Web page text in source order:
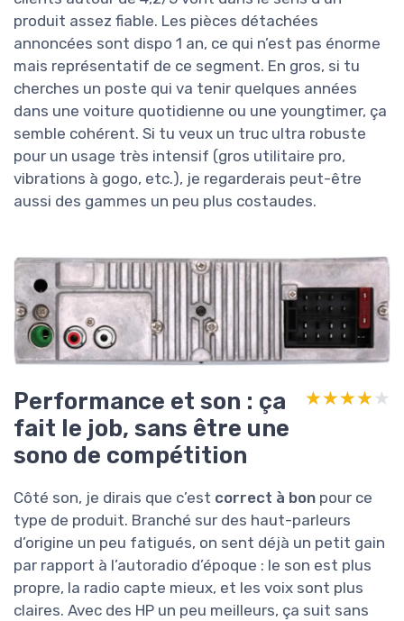
produit assez fiable. Les pièces détachées
annoncées sont dispo 1 an, ce qui n’est pas énorme
mais représentatif de ce segment. En gros, si tu
cherches un poste qui va tenir quelques années
dans une voiture quotidienne ou une youngtimer, ça
semble cohérent. Si tu veux un truc ultra robuste
pour un usage très intensif (gros utilitaire pro,
vibrations à gogo, etc.), je regarderais peut-être
aussi des gammes un peu plus costaudes.
Performance et son : ça
fait le job, sans être une
sono de compétition
★★★★★
★★★★★
Côté son, je dirais que c’est correct à bon pour ce
type de produit. Branché sur des haut-parleurs
d’origine un peu fatigués, on sent déjà un petit gain
par rapport à l’autoradio d’époque : le son est plus
propre, la radio capte mieux, et les voix sont plus
claires. Avec des HP un peu meilleurs, ça suit sans